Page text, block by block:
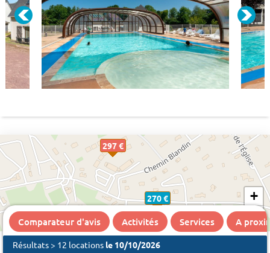
270 €
297 €
+
−
Comparateur d'avis Activités Services A
Résultats > 12 locations le 10/10/2026